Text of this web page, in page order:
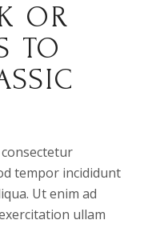
OR
TO
tempor incididunt
Ut enim ad
ullam